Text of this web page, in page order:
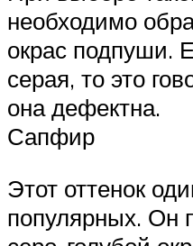
необходимо
окрас подпуши.
серая, то это
она дефектна.
Сапфир
Этот оттенок
популярных. Он